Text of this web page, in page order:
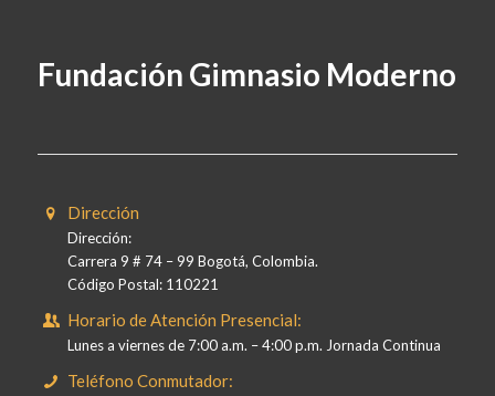
Fundación Gimnasio Moderno
Dirección
Dirección:
Carrera 9 # 74 – 99 Bogotá, Colombia.
Código Postal: 110221
Horario de Atención Presencial:
Lunes a viernes de 7:00 a.m. – 4:00 p.m. Jornada Continua
Teléfono Conmutador: